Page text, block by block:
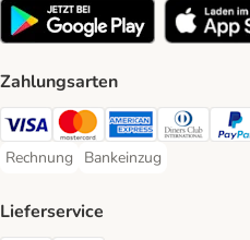
Zahlungsarten
Visa Payment Method
Mastercard Payment Method
American Express
Diners Club
Rechnung
Rechnung Payment Method
Bankeinzug
Bankeinzug Payment
Lieferservice